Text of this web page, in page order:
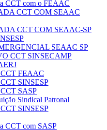
CCT com o FEAAC
CCT COM SEAAC
CCT COM SEAAC-SP
SEAAC SP
CCT SINSECAMP
FEAAC
SINSESP
SASP
Sindical Patronal
SINSESP
CCT com SASP